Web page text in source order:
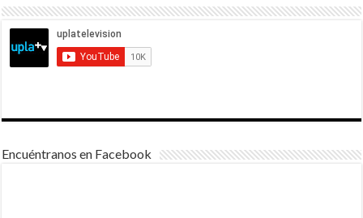
Encuéntranos en Facebook